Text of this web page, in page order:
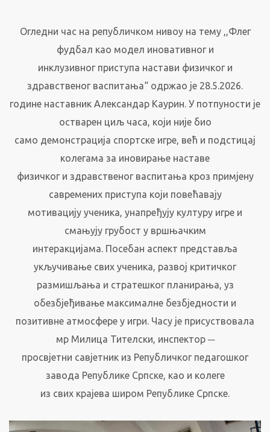
Огледни час на републичком нивоу на тему ,,Флег
фудбал као модел иновативног и
инклузивног приступа настави физичког и
здравственог васпитања“ одржао је 28.5.2026.
године наставник Александар Каурин. У потпуности је
остварен циљ часа, који није био
само демонстрација спортске игре, већ и подстицај
колегама за иновирање наставе
физичког и здравственог васпитања кроз примјену
савремених приступа који повећавају
мотивацију ученика, унапређују културу игре и
смањују грубост у вршњачким
интеракцијама. Посебан аспект представља
укључивање свих ученика, развој критичког
размишљања и стратешког планирања, уз
обезбјеђивање максималне безбједности и
позитивне атмосфере у игри. Часу је присуствовала
мр Милица Тителски, инспектор ─
просвјетни савјетник из Републичког педагошког
завода Републике Српске, као и колеге
из свих крајева широм Републике Српске.